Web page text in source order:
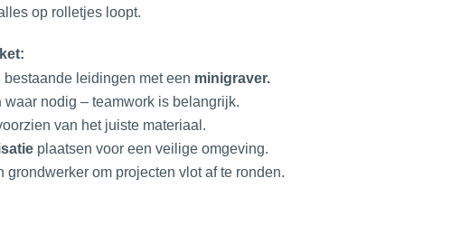
op rolletjes loopt.
leidingen met een minigraver.
waar nodig – teamwork is belangrijk.
van het juiste materiaal.
plaatsen voor een veilige omgeving.
grondwerker om projecten vlot af te ronden.